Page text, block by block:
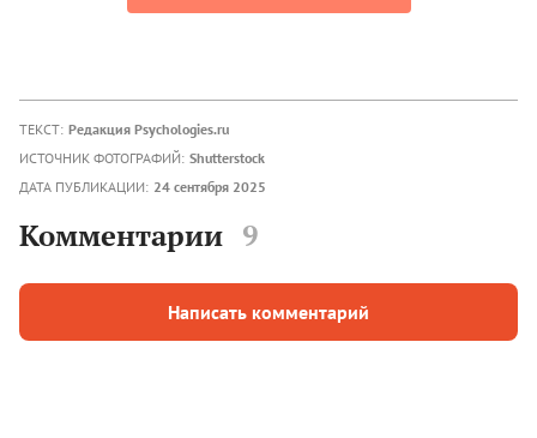
ТЕКСТ: Редакция Psychologies.ru
ИСТОЧНИК ФОТОГРАФИЙ: Shutterstock
ДАТА ПУБЛИКАЦИИ: 24 сентября 2025
Комментарии 9
Написать комментарий